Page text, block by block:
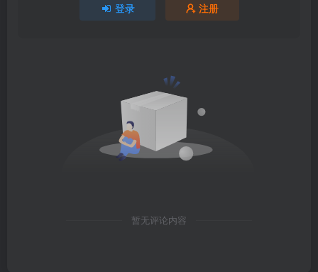
登录 注册
暂无评论内容